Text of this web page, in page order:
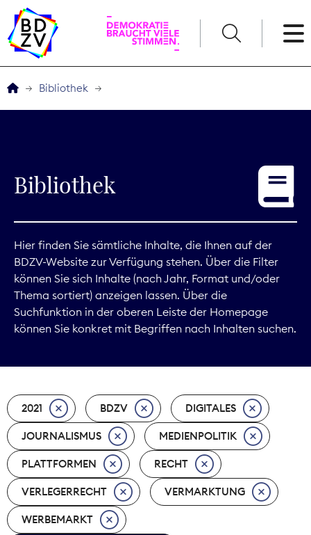
Service
Digitales
Kommunikation
Marktdaten
Nachhaltigkeit
Nachwuchs
Nova Award
Pressefreiheit
Bibliothek
Bibliothek
Hier finden Sie sämtliche Inhalte, die Ihnen auf der
BDZV-Website zur Verfügung stehen. Über die Filter
können Sie sich Inhalte (nach Jahr, Format und/oder
Thema sortiert) anzeigen lassen. Über die
Suchfunktion in der oberen Leiste der Homepage
können Sie konkret mit Begriffen nach Inhalten suchen.
2021 BDZV DIGITALES
JOURNALISMUS MEDIENPOLITIK
PLATTFORMEN RECHT
VERLEGERRECHT VERMARKTUNG
WERBEMARKT